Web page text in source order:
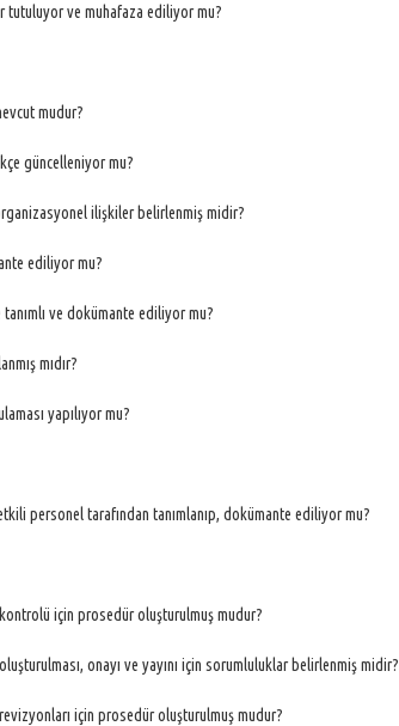
tutuluyor ve muhafaza ediliyor mu?
mudur?
güncelleniyor mu?
ilişkiler belirlenmiş midir?
ediliyor mu?
tanımlı ve dokümante ediliyor mu?
mıdır?
yapılıyor mu?
personel tarafından tanımlanıp, dokümante ediliyor mu?
için prosedür oluşturulmuş mudur?
onayı ve yayını için sorumluluklar belirlenmiş midir?
için prosedür oluşturulmuş mudur?